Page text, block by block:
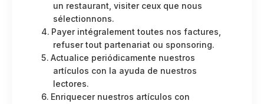
un restaurant, visiter ceux que nous
sélectionnons.
Payer intégralement toutes nos factures,
refuser tout partenariat ou sponsoring.
Actualice periódicamente nuestros
artículos con la ayuda de nuestros
lectores.
Enriquecer nuestros artículos con